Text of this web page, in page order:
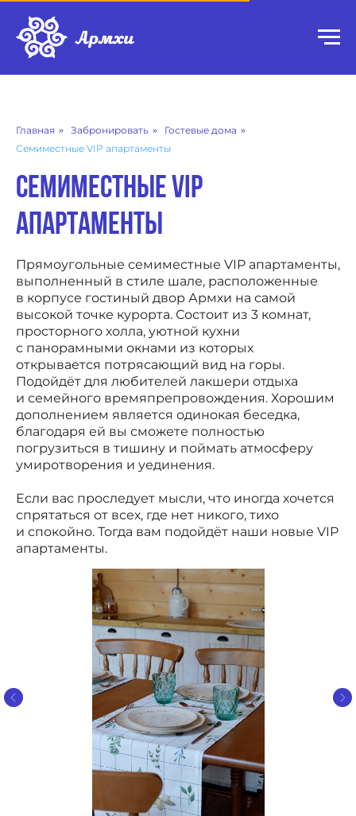
Главная » Забронировать » Гостевые дома »
Семиместные VIP апартаменты
Семиместные VIP
апартаменты
Прямоугольные семиместные VIP апартаменты,
выполненный в стиле шале, расположенные
в корпусе гостиный двор Армхи на самой
высокой точке курорта. Состоит из 3 комнат,
просторного холла, уютной кухни
с панорамными окнами из которых
открывается потрясающий вид на горы.
Подойдёт для любителей лакшери отдыха
и семейного времяпрепровождения. Хорошим
дополнением является одинокая беседка,
благодаря ей вы сможете полностью
погрузиться в тишину и поймать атмосферу
умиротворения и уединения.
Если вас проследует мысли, что иногда хочется
спрятаться от всех, где нет никого, тихо
и спокойно. Тогда вам подойдёт наши новые VIP
апартаменты.